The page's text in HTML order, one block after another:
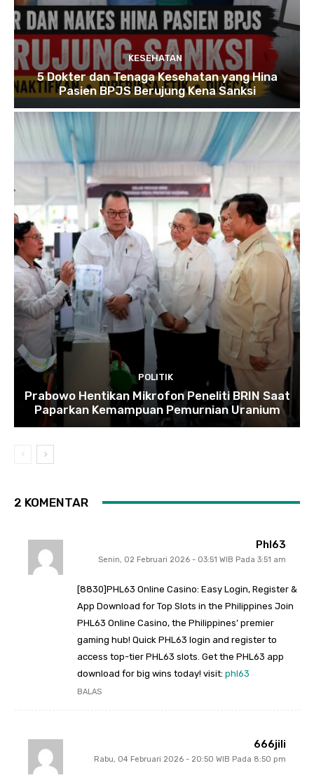
KESEHATAN
5 Dokter dan Tenaga Kesehatan yang Hina
Pasien BPJS Berujung Kena Sanksi
POLITIK
Prabowo Hentikan Mikrofon Peneliti BRIN Saat
Paparkan Kemampuan Pemurnian Uranium
2 KOMENTAR
Phl63
Senin, 02 Februari 2026 - 03:51 WIB Pada 3:51 am
[8830]PHL63 Online Casino: Easy Login, Register &
App Download for Top Slots in the Philippines Join
PHL63 Online Casino, the Philippines’ premier
gaming hub! Quick PHL63 login and register to
access top-tier PHL63 slots. Get the PHL63 app
download for big wins today! visit: phl63
BALAS
666jili
Rabu, 04 Februari 2026 - 20:50 WIB Pada 8:50 pm